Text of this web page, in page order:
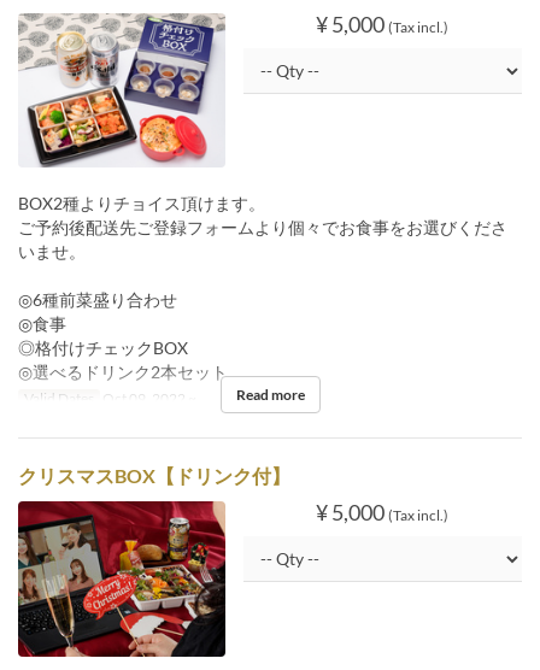
¥ 5,000 (Tax incl.)
BOX2種よりチョイス頂けます。
ご予約後配送先ご登録フォームより個々でお食事をお選びくださ
いませ。
◎6種前菜盛り合わせ
◎食事
◎格付けチェックBOX
◎選べるドリンク2本セット
Valid Dates Oct 09, 2022 ~ Read more
クリスマスBOX【ドリンク付】
¥ 5,000 (Tax incl.)